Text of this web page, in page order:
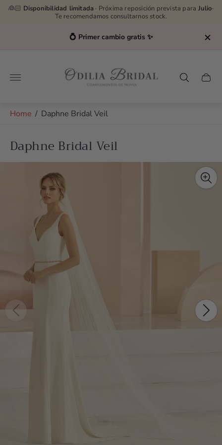
👰🏻 Disponibilidad limitada · Próxima reposición prevista para Julio·
Te recomendamos consultarnos stock.
💍 Primer cambio gratis ✨
Store
logo"
Cart
Home / Daphne Bridal Veil
Daphne Bridal Veil